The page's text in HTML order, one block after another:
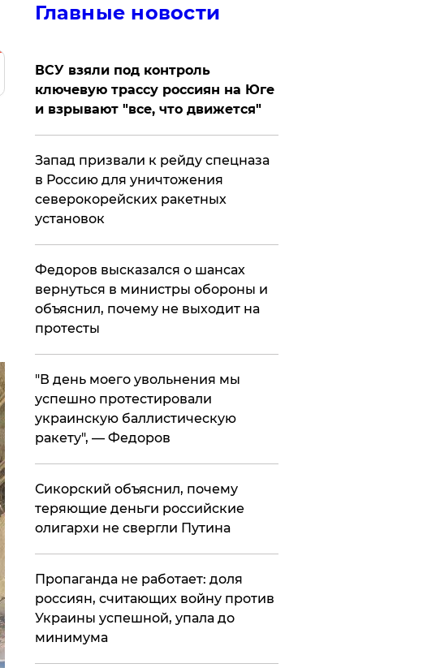
Главные новости
ВСУ взяли под контроль
ключевую трассу россиян на Юге
и взрывают "все, что движется"
Запад призвали к рейду спецназа
в Россию для уничтожения
северокорейских ракетных
установок
Федоров высказался о шансах
вернуться в министры обороны и
объяснил, почему не выходит на
протесты
​"В день моего увольнения мы
успешно протестировали
украинскую баллистическую
ракету", — Федоров
Сикорский объяснил, почему
теряющие деньги российские
олигархи не свергли Путина
​Пропаганда не работает: доля
россиян, считающих войну против
Украины успешной, упала до
минимума